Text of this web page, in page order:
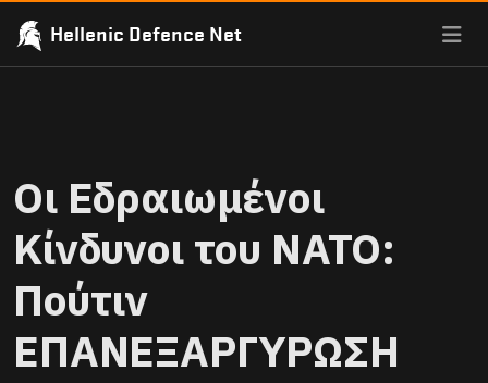
Hellenic Defence Net
Οι Εδραιωμένοι
Κίνδυνοι του ΝΑΤΟ:
Πούτιν
ΕΠΑΝΕΞΑΡΓΥΡΩΣΗ